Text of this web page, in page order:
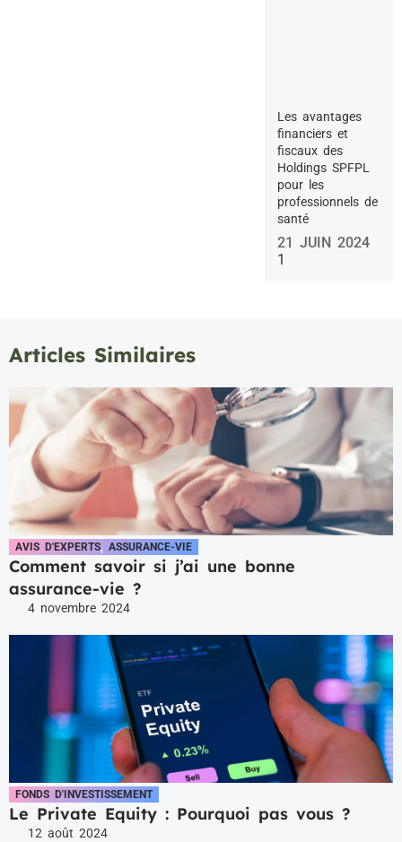
Les avantages
financiers et
fiscaux des
Holdings SPFPL
pour les
professionnels de
santé
21 JUIN 2024
Articles Similaires
AVIS D'EXPERTS, ASSURANCE-VIE
Comment savoir si j’ai une bonne
assurance-vie ?
4 novembre 2024
FONDS D'INVESTISSEMENT
Le Private Equity : Pourquoi pas vous ?
12 août 2024